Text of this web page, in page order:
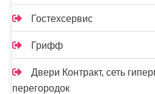
Гостехсервис
Грифф
Двери Контракт, сеть
перегородок